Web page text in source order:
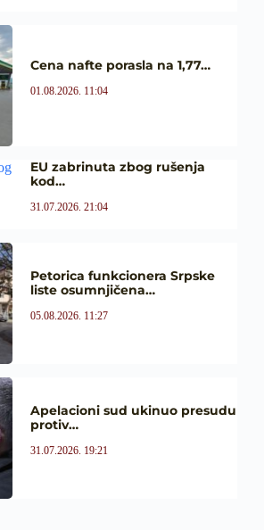
Cena nafte porasla na 1,77…
01.08.2026. 11:04
EU zabrinuta zbog rušenja
kod…
31.07.2026. 21:04
Petorica funkcionera Srpske
liste osumnjičena…
05.08.2026. 11:27
Apelacioni sud ukinuo presudu
protiv…
31.07.2026. 19:21